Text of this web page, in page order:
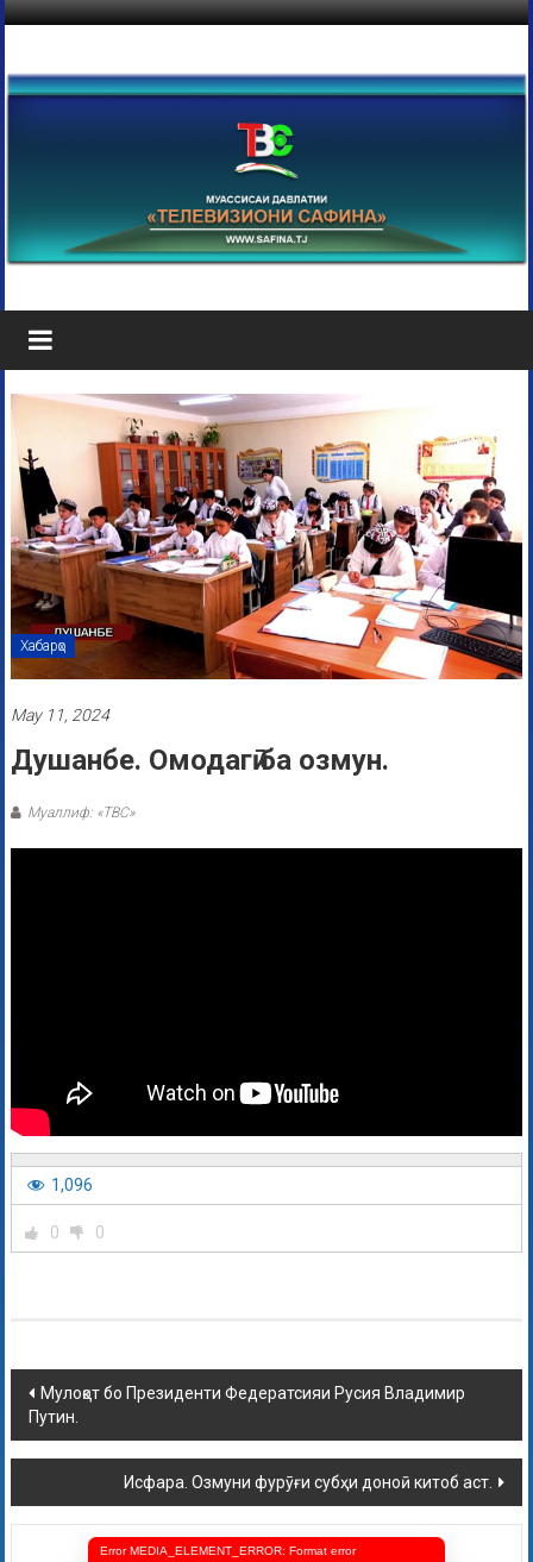
Хабарҳо
May 11, 2024
Душанбе. Омодагӣ ба озмун.
Муаллиф: «ТВС»
1,096
0 0
Мулоқот бо Президенти Федератсияи Русия Владимир
Путин.
Исфара. Озмуни фурӯғи субҳи доноӣ китоб аст.
Error MEDIA_ELEMENT_ERROR: Format error